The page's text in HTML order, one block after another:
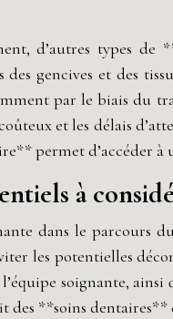
d’autres types
gencives et des
par le biais du
et les délais
permet d’accéder
à
dans le
les potentielles
soignante,
des **soins